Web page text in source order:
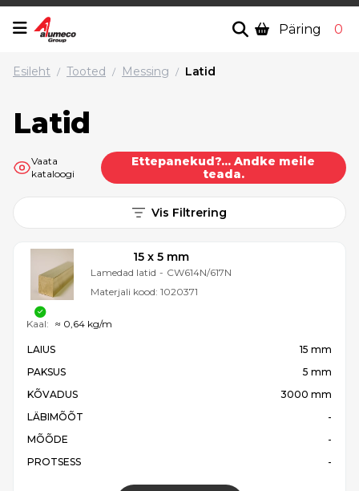
Päring 0
Esileht / Tooted / Messing / Latid
Latid
Vaata
kataloogi
Ettepanekud?... Andke meile
teada.
Vis Filtrering
15 x 5 mm
Lamedad latid - CW614N/617N
Materjali kood: 1020371
LAIUS
15 mm
PAKSUS
5 mm
KÕVADUS
3000 mm
LÄBIMÕÕT
-
MÕÕDE
-
PROTSESS
-
Kaal: ≈ 0,64 kg/m